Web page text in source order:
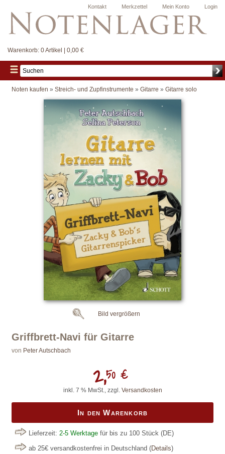
Login
Mein Konto
Merkzettel
Kontakt
Warenkorb: 0 Artikel | 0,00 €
Noten kaufen » Streich- und Zupfinstrumente » Gitarre » Gitarre solo
Griffbrett-Navi für Gitarre
von Peter Autschbach
2,50 €
inkl. 7 % MwSt., zzgl. Versandkosten
In den Warenkorb
Lieferzeit: 2-5 Werktage für bis zu 100 Stück (DE)
ab 25€ versandkostenfrei in Deutschland (Details)
Bild vergrößern